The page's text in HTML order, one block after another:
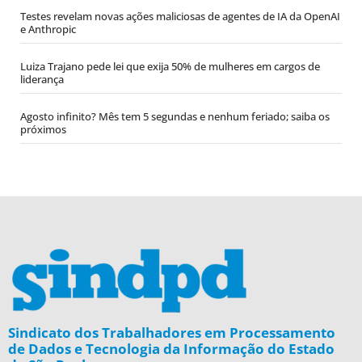
Testes revelam novas ações maliciosas de agentes de IA da OpenAI
e Anthropic
Luiza Trajano pede lei que exija 50% de mulheres em cargos de
liderança
Agosto infinito? Mês tem 5 segundas e nenhum feriado; saiba os
próximos
Sindicato dos Trabalhadores em Processamento
de Dados e Tecnologia da Informação do Estado